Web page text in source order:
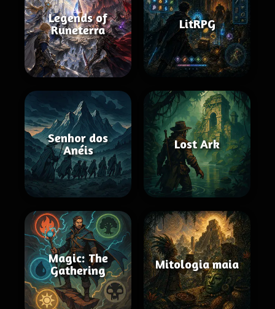
Legends of
Runeterra
LitRPG
Senhor dos
Anéis
Lost Ark
Magic: The
Gathering
Mitologia maia